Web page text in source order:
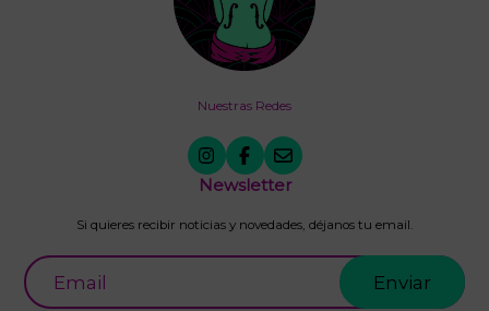
Nuestras Redes
Newsletter
Si quieres recibir noticias y novedades, déjanos tu email.